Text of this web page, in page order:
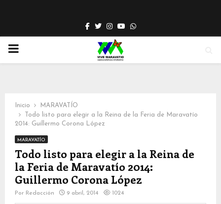
Facebook
TwitterInstagram
YoutubeWhatsapp
PRIMARY
Inicio
MARAVATÍO
Todo listo para elegir a la Reina de la Feria de Maravatío
2014: Guillermo Corona López
MARAVATÍO
Todo listo para elegir a la Reina de
la Feria de Maravatío 2014:
Guillermo Corona López
Por Redacción 9 abril, 2014 1024